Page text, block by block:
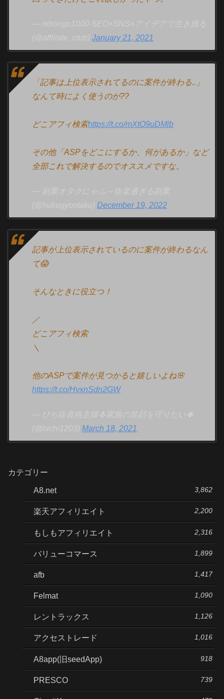
— nihongo1000-SEO×SNS×アイデアで生き残る
(@affiliate_club) January 21, 2021
「記事は上位表示されてるのに案件が終わる..」
なんて時によく使うのが??
どこアフィ検索https://t.co/mXtO9uDMlb
その他「ASPをどこにするか、何があるか」など
全部これで解決するのでオススメですな。
— 副業オタクにゃふ～@楽過ぎる副業
(@hukugyootaku) December 19, 2022
記事が上位表示されているのに案件が終わるなん
て😱
そんなときに役立つ！
／
どこアフィ検索
＼
他のASPで案件が見つかると嬉しいよね🌸
https://t.co/HyxnSdn2GW
— ひち@資格主婦🐧家族の笑顔を守りたい🍀
(@hichi1203) March 18, 2021
カテゴリー
A8.net 3,862
楽天アフィリエイト 2,200
もしもアフィリエイト 2,316
バリューコマース 1,899
afb 1,417
Felmat 1,090
レントラックス 1,126
アクセストレード 1,016
A8app(旧seedApp) 918
PRESCO 739